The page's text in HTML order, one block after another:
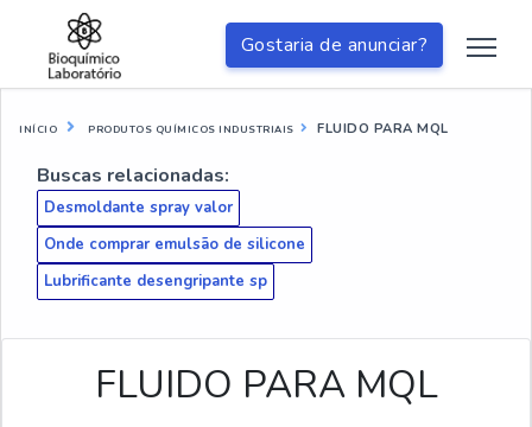
Gostaria de anunciar?
INÍCIO PRODUTOS QUÍMICOS INDUSTRIAIS FLUIDO PARA MQL
Buscas relacionadas:
Desmoldante spray valor
Onde comprar emulsão de silicone
Lubrificante desengripante sp
FLUIDO PARA MQL